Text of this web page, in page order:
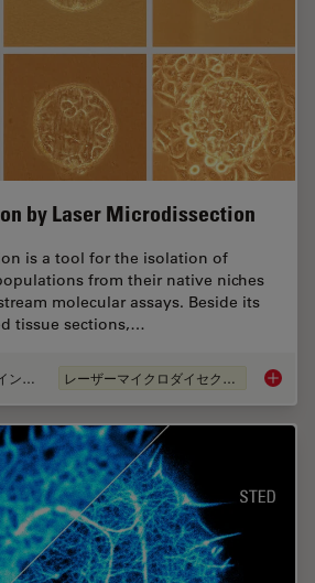
by Laser Microdissection
is a tool for the isolation of
from their native niches
molecular assays. Beside its
tissue sections,…
オンラインセミナー レーザーマイクロダイセクション（LMD） Live